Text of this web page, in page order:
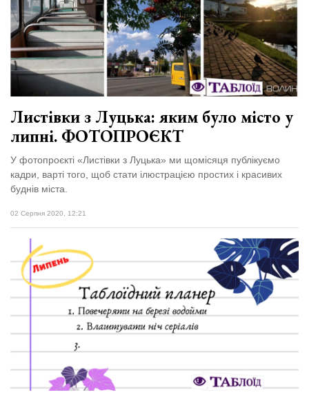
XIX
Спартакіада
VolWe...
29 Липня 2026
606 переглядів
Всі розділи
Персона
Лайф
Афіша
ZONE 18+
Листівки з Луцька: яким було місто у
липні. ФОТОПРОЄКТ
У фотопроєкті «Листівки з Луцька» ми щомісяця публікуємо
кадри, варті того, щоб стати ілюстрацією простих і красивих
буднів міста.
02 Серпня 2020, 12:21